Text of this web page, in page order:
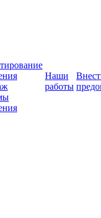
Наши
работы